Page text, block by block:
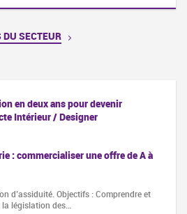
SECTEUR
en deux ans pour devenir
Intérieur / Designer
: commercialiser une offre de A à
d’assiduité. Objectifs : Comprendre et
législation des…